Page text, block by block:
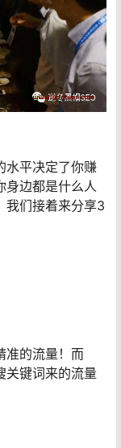
水平决定了你赚
身边都是什么人
我们接着来分享3
准的流量！而
关键词来的流量